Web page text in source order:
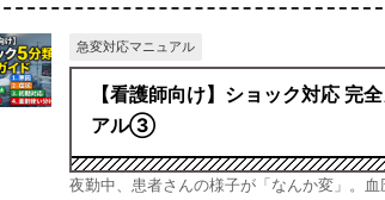
急変対応マニュアル
【看護師向け】ショック対応 完
アル③
夜勤中、患者さんの様子が「なんか変」。